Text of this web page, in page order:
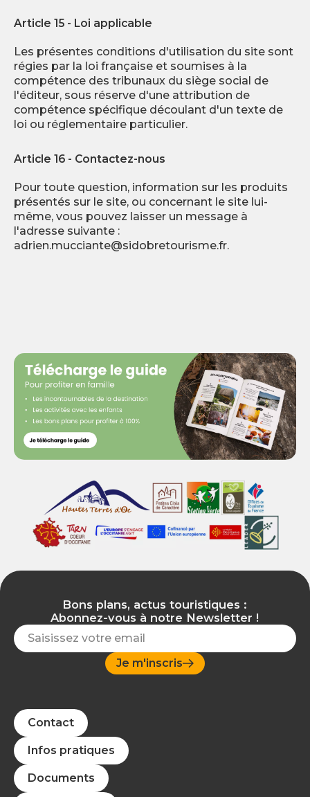
Article 15 - Loi applicable
Les présentes conditions d'utilisation du site sont
régies par la loi française et soumises à la
compétence des tribunaux du siège social de
l'éditeur, sous réserve d'une attribution de
compétence spécifique découlant d'un texte de
loi ou réglementaire particulier.
Article 16 - Contactez-nous
Pour toute question, information sur les produits
présentés sur le site, ou concernant le site lui-
même, vous pouvez laisser un message à
l'adresse suivante :
adrien.mucciante@sidobretourisme.fr.
Bons plans, actus touristiques :
Abonnez-vous à notre Newsletter !
Je m'inscris
Contact
Infos pratiques
Documents